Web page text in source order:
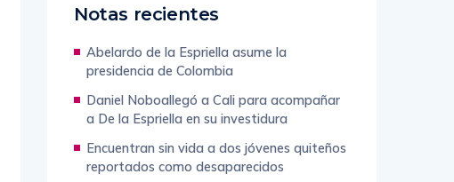
Notas recientes
Abelardo de la Espriella asume la
presidencia de Colombia
Daniel Noboallegó a Cali para acompañar
a De la Espriella en su investidura
Encuentran sin vida a dos jóvenes quiteños
reportados como desaparecidos